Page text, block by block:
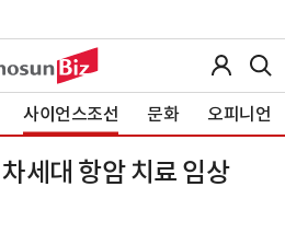
사이언스조선 문화 오피니언
세대 항암 치료 임상